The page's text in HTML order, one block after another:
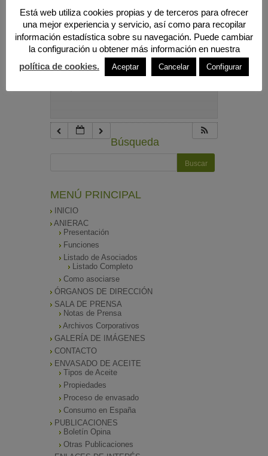
9:00 pm
10:00 pm
Búsqueda
MENÚ PRINCIPAL
INICIO
ANIERAC
Presentación
Funciones
Listado de Asociados
Listado Completo
Como asociarse
ÓRGANOS DE DIRECCIÓN
SALA DE PRENSA
Notas de Prensa
Archivos Corporativos
GALERÍA DE IMÁGENES
CONTACTO
ENVASADO DE ACEITE
Tipos de Aceite
Propiedades
Proceso de envasado
Consumo en España
PUBLICACIONES
Boletín Opina
Otras Publicaciones
Está web utiliza cookies propias y de terceros para ofrecer
una mejor experiencia y servicio, así como para recopilar
información estadística sobre su navegación. Puede cambiar
la configuración u obtener más información en nuestra
política de cookies.
Aceptar Cancelar Configurar